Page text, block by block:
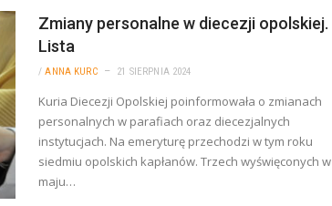
Zmiany personalne w diecezji opolskiej.
Lista
/ANNA KURC 21 SIERPNIA 2024
Kuria Diecezji Opolskiej poinformowała o zmianach
personalnych w parafiach oraz diecezjalnych
instytucjach. Na emeryturę przechodzi w tym roku
siedmiu opolskich kapłanów. Trzech wyświęconych w
maju…